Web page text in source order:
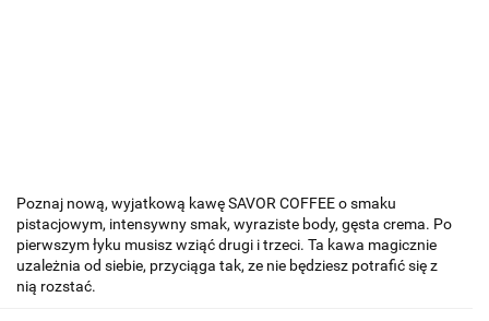
Poznaj nową, wyjatkową kawę SAVOR COFFEE o smaku
pistacjowym, intensywny smak, wyraziste body, gęsta crema. Po
pierwszym łyku musisz wziąć drugi i trzeci. Ta kawa magicznie
uzależnia od siebie, przyciąga tak, ze nie będziesz potrafić się z
nią rozstać.